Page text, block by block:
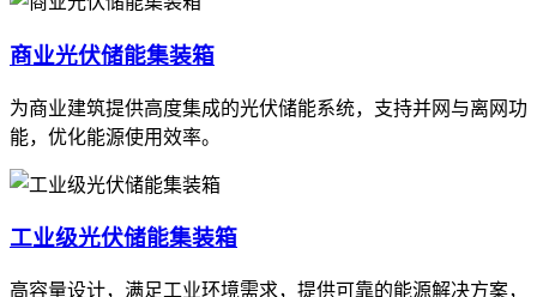
商业光伏储能集装箱
为商业建筑提供高度集成的光伏储能系统，支持并网与离网功
能，优化能源使用效率。
工业级光伏储能集装箱
高容量设计，满足工业环境需求，提供可靠的能源解决方案，